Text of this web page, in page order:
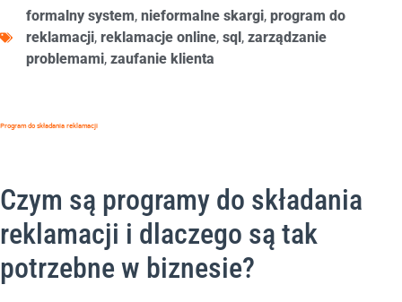
formalny system, nieformalne skargi, program do
reklamacji, reklamacje online, sql , zarządzanie
problemami, zaufanie klienta
Program do składania reklamacji
Czym są programy do składania
reklamacji i dlaczego są tak
potrzebne w biznesie?